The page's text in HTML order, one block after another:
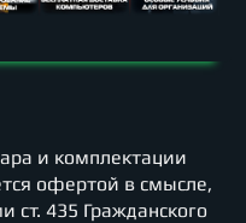
и комплектации
офертой в смысле,
435 Гражданского